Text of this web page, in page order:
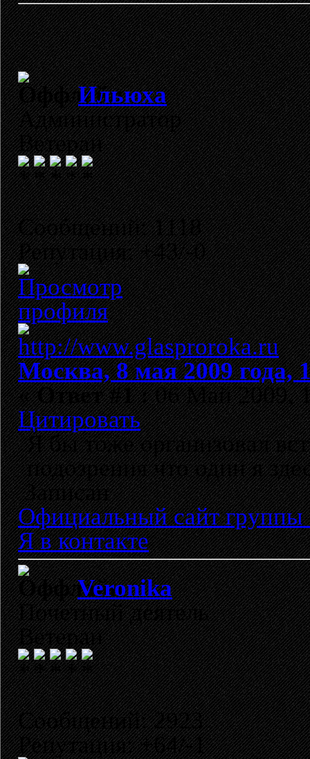
Ильюха
Администратор
Ветеран
Сообщений: 1118
Репутация: +43/-0
Москва, 8 мая 2009 года,
«Ответ #1 :06 Май 2009,
Цитировать
Я бы тоже организовал
подозрения что один я
Записан
Официальный сайт группы
Я в контакте
Veronika
Почетный деятель
Ветеран
Сообщений: 2923
Репутация: +64/-1